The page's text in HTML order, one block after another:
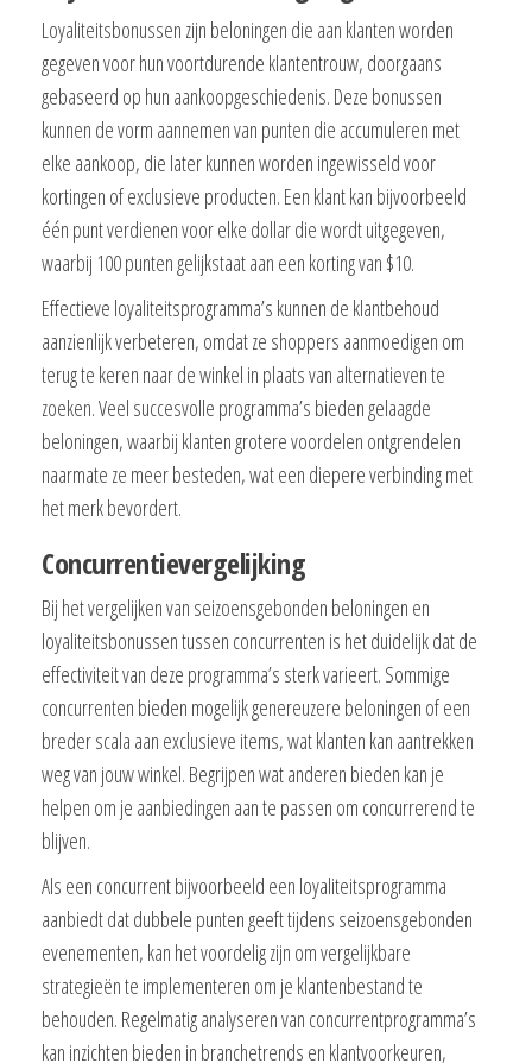
Loyaliteitsbonussen zijn beloningen die aan klanten worden
gegeven voor hun voortdurende klantentrouw, doorgaans
gebaseerd op hun aankoopgeschiedenis. Deze bonussen
kunnen de vorm aannemen van punten die accumuleren met
elke aankoop, die later kunnen worden ingewisseld voor
kortingen of exclusieve producten. Een klant kan bijvoorbeeld
één punt verdienen voor elke dollar die wordt uitgegeven,
waarbij 100 punten gelijkstaat aan een korting van $10.
Effectieve loyaliteitsprogramma’s kunnen de klantbehoud
aanzienlijk verbeteren, omdat ze shoppers aanmoedigen om
terug te keren naar de winkel in plaats van alternatieven te
zoeken. Veel succesvolle programma’s bieden gelaagde
beloningen, waarbij klanten grotere voordelen ontgrendelen
naarmate ze meer besteden, wat een diepere verbinding met
het merk bevordert.
Concurrentievergelijking
Bij het vergelijken van seizoensgebonden beloningen en
loyaliteitsbonussen tussen concurrenten is het duidelijk dat de
effectiviteit van deze programma’s sterk varieert. Sommige
concurrenten bieden mogelijk genereuzere beloningen of een
breder scala aan exclusieve items, wat klanten kan aantrekken
weg van jouw winkel. Begrijpen wat anderen bieden kan je
helpen om je aanbiedingen aan te passen om concurrerend te
blijven.
Als een concurrent bijvoorbeeld een loyaliteitsprogramma
aanbiedt dat dubbele punten geeft tijdens seizoensgebonden
evenementen, kan het voordelig zijn om vergelijkbare
strategieën te implementeren om je klantenbestand te
behouden. Regelmatig analyseren van concurrentprogramma’s
kan inzichten bieden in branchetrends en klantvoorkeuren,